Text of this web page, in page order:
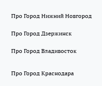
Про Город Нижний Новгород
Про Город Дзержинск
Про Город Владивосток
Про Город Краснодара